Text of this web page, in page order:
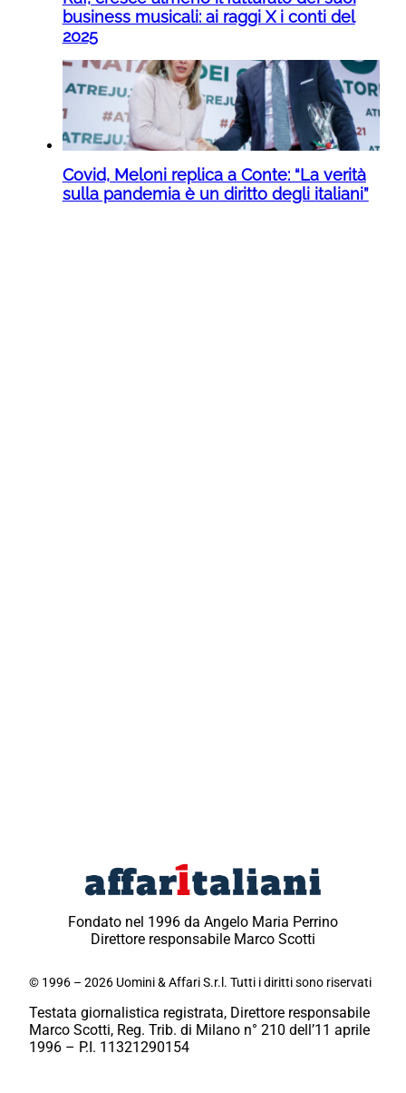
business musicali: ai raggi X i conti del
2025
Covid, Meloni replica a Conte: “La verità
sulla pandemia è un diritto degli italiani”
Fondato nel 1996 da Angelo Maria Perrino
Direttore responsabile Marco Scotti
© 1996 – 2026 Uomini & Affari S.r.l. Tutti i diritti sono riservati
Testata giornalistica registrata, Direttore responsabile
Marco Scotti, Reg. Trib. di Milano n° 210 dell’11 aprile
1996 – P.I. 11321290154